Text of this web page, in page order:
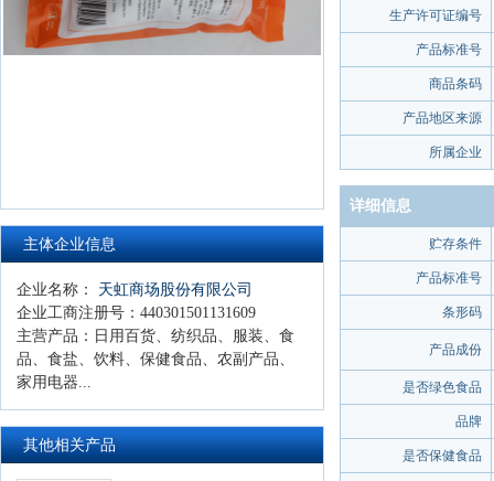
主体企业信息
企业名称： 天虹商场股份有限公司
企业工商注册号： 440301501131609
主营产品： 日用百货、纺织品、服装、食
品、食盐、饮料、保健食品、农副产品、
家用电器...
其他相关产品
生产许可证编号
产品标准号
商品条码
产品地区来源
所属企业
详细信息
贮存条件
产品标准号
条形码
产品成份
是否绿色食品
品牌
是否保健食品